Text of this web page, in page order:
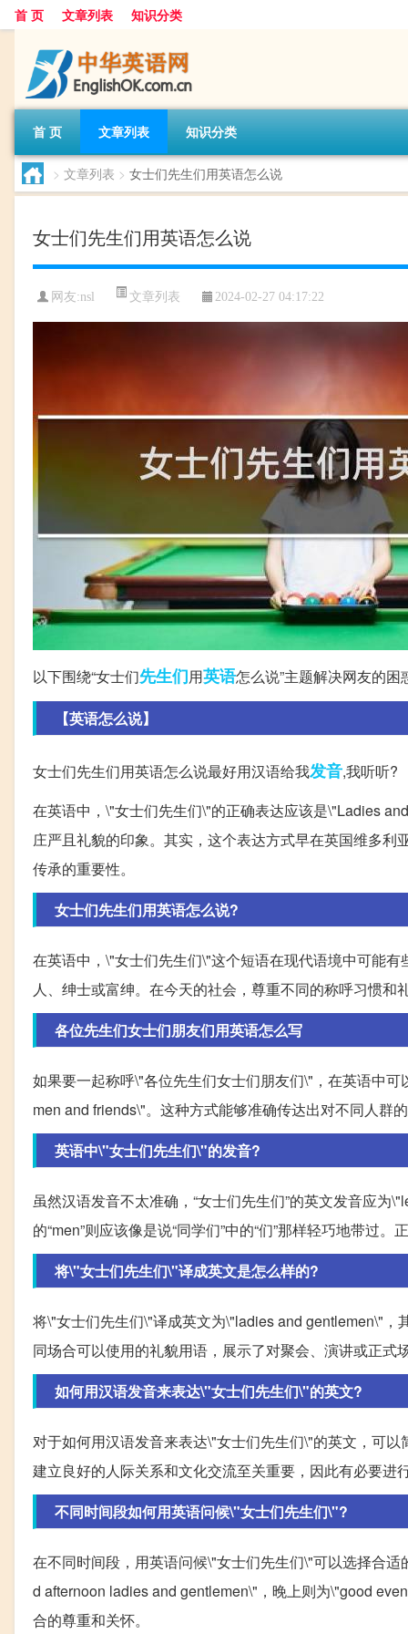
首 页 文章列表 知识分类
首 页 文章列表 知识分类
> 文章列表 > 女士们先生们用英语怎么说
女士们先生们用英语怎么说
网友:nsl 文章列表 2024-02-27 04:17:22
以下围绕“女士们先生们用英语怎么说”主题解决网友的困
【英语怎么说】
女士们先生们用英语怎么说最好用汉语给我发音,我听听?
在英语中，\"女士们先生们\"的正确表达应该是\"Ladies
庄严且礼貌的印象。其实，这个表达方式早在英国维多
传承的重要性。
女士们先生们用英语怎么说?
在英语中，\"女士们先生们\"这个短语在现代语境中可能
人、绅士或富绅。在今天的社会，尊重不同的称呼习惯
各位先生们女士们朋友们用英语怎么写
如果要一起称呼\"各位先生们女士们朋友们\"，在英语中
men and friends\"。这种方式能够准确传达出对不同人群
英语中\"女士们先生们\"的发音?
虽然汉语发音不太准确，“女士们先生们”的英文发音应为
的“men”则应该像是说“同学们”中的“们”那样轻巧地带过
将\"女士们先生们\"译成英文是怎么样的?
将\"女士们先生们\"译成英文为\"ladies and gentlemen\"
同场合可以使用的礼貌用语，展示了对聚会、演讲或正式
如何用汉语发音来表达\"女士们先生们\"的英文?
对于如何用汉语发音来表达\"女士们先生们\"的英文，可
建立良好的人际关系和文化交流至关重要，因此有必要进
不同时间段如何用英语问候\"女士们先生们\"?
在不同时间段，用英语问候\"女士们先生们\"可以选择合
d afternoon ladies and gentlemen\"，晚上则为\"good
合的尊重和关怀。